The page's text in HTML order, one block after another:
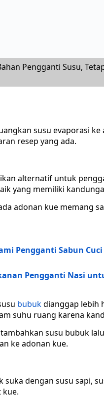
Pengganti Susu,
susu evaporasi
resep yang ada.
alternatif untuk
yang memiliki
adonan kue memang
Pengganti Sabun
Pengganti Nasi
bubukdianggap lebih
suhu ruang karena
susu bubuk
ke adonan kue.
suka dengan susu sapi,
kue.